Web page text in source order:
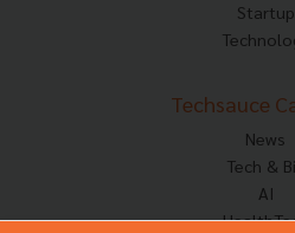
Startup
Techsauce
News
Tech &
AI